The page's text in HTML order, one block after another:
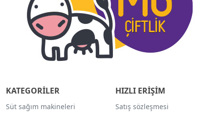
KATEGORİLER
Süt sağım makineleri
HIZLI ERİŞİM
Satış sözleşmesi